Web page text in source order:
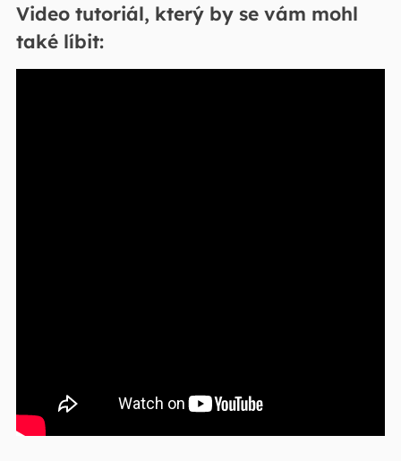
Video tutoriál, který by se vám mohl
také líbit: